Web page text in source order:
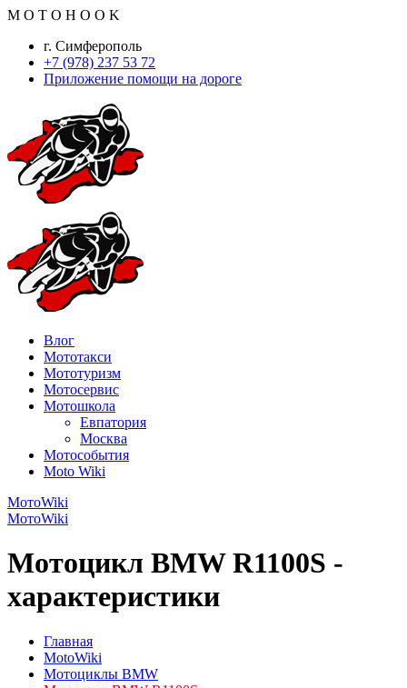
M O T O H O O K
г. Симферополь
+7 (978) 237 53 72
Приложение помощи на дороге
Влог
Мототакси
Мототуризм
Мотосервис
Мотошкола
Евпатория
Москва
Мотособытия
Moto Wiki
МотоWiki
МотоWiki
Мотоцикл BMW R1100S -
характеристики
Главная
MotoWiki
Мотоциклы BMW